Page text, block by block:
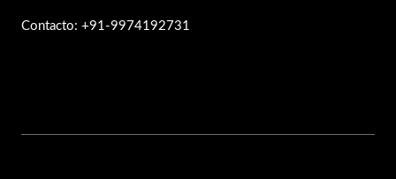
Contacto: +91-9974192731